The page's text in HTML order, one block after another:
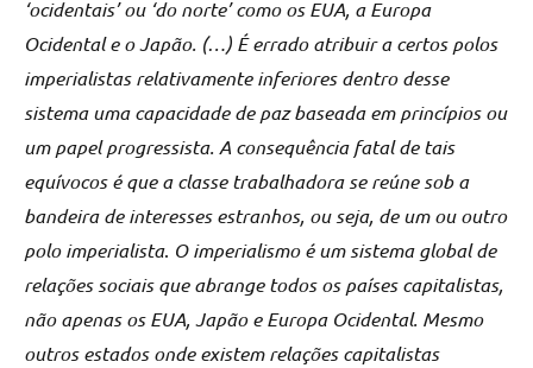
‘ocidentais’ ou ‘do norte’ como os EUA, a Europa
Ocidental e o Japão. (…) É errado atribuir a certos polos
imperialistas relativamente inferiores dentro desse
sistema uma capacidade de paz baseada em princípios ou
um papel progressista. A consequência fatal de tais
equívocos é que a classe trabalhadora se reúne sob a
bandeira de interesses estranhos, ou seja, de um ou outro
polo imperialista. O imperialismo é um sistema global de
relações sociais que abrange todos os países capitalistas,
não apenas os EUA, Japão e Europa Ocidental. Mesmo
outros estados onde existem relações capitalistas